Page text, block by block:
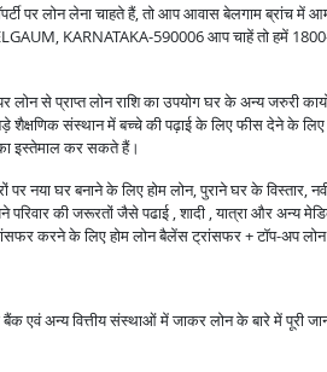
पर लोन लेना चाहते हैं, तो आप आवास बेलगाम ब्रांच में
KARNATAKA-590006 आप चाहें तो हमें
लोन से प्राप्त लोन राशि का उपयोग घर के अन्य जरुरी
शैक्षणिक संस्थान में बच्चे की पढ़ाई के लिए फीस देने के लिए
का इस्तेमाल कर सकते हैं।
पर नया घर बनाने के लिए होम लोन, पुराने घर के
की जरूरतों जैसे पढाई , शादी , यात्रा और अन्य
करने के लिए होम लोन बैलेंस ट्रांसफर + टॉप-अप
एवं अन्य वित्तीय संस्थाओं में जाकर लोन के बारे में पूरी